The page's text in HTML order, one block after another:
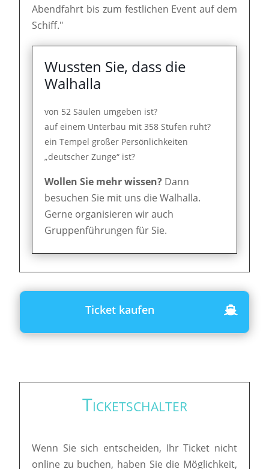
Abendfahrt bis zum festlichen Event auf dem
Schiff."
Wussten Sie, dass die
Walhalla
von 52 Säulen umgeben ist?
auf einem Unterbau mit 358 Stufen ruht?
ein Tempel großer Persönlichkeiten
„deutscher Zunge“ ist?
Wollen Sie mehr wissen? Dann
besuchen Sie mit uns die Walhalla.
Gerne organisieren wir auch
Gruppenführungen für Sie.
Ticket kaufen
Ticketschalter
Wenn Sie sich entscheiden, Ihr Ticket nicht
online zu buchen, haben Sie die Möglichkeit,